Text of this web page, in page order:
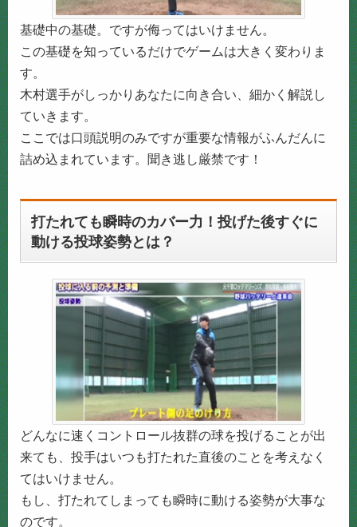
基礎中の基礎。ですが侮ってはいけません。
この基礎を知っているだけでゲームは大きく変わりま
す。
木村選手がしっかりあなたに向き合い、細かく解説し
ていきます。
ここでは口頭説明のみですが重要な情報がふんだんに
詰め込まれています。聞き逃し厳禁です！
打たれても瞬時のカバー力！投げた後すぐに
動ける投球姿勢とは？
どんなに速くコントロール抜群の球を投げることが出
来ても、投手はいつも打たれた直後のことを考えなく
てはいけません。
もし、打たれてしまっても瞬時に動ける姿勢が大事な
のです。